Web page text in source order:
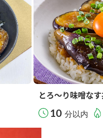
とろ～り味噌な
10 分以内